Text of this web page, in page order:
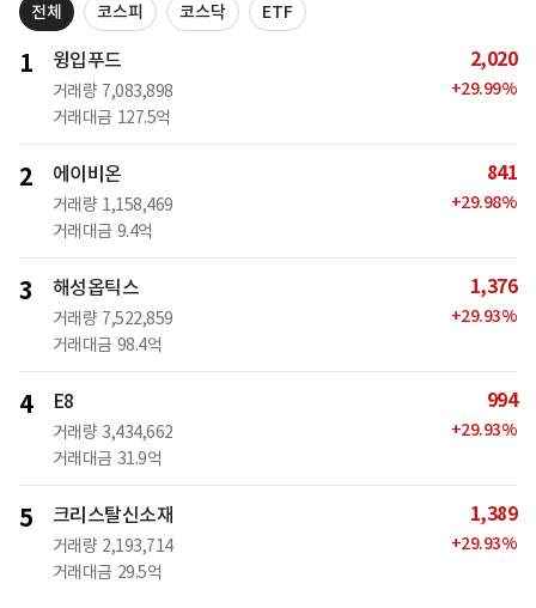
전체 코스피 코스닥 ETF
1 윙입푸드
거래량 7,083,898
거래대금 127.5억
2,020
+29.99%
2 에이비온
거래량 1,158,469
거래대금 9.4억
841
+29.98%
3 해성옵틱스
거래량 7,522,859
거래대금 98.4억
1,376
+29.93%
4 E8
거래량 3,434,662
거래대금 31.9억
994
+29.93%
5 크리스탈신소재
거래량 2,193,714
거래대금 29.5억
1,389
+29.93%